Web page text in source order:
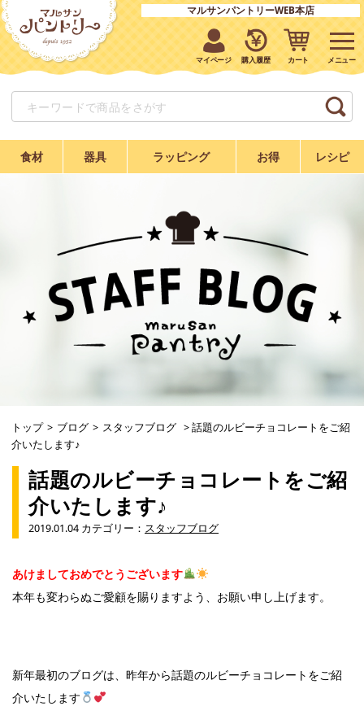
マルサンパントリーWEB本店
マイページ 購入履歴 カート
食材 器具 ラッピング お得 レシピ
トップ > ブログ > スタッフブログ >話題のルビーチョコレートをご紹
介いたします♪
話題のルビーチョコレートをご紹
介いたします♪
2019.01.04 カテゴリー： スタッフブログ
あけましておめでとうございます
本年も変わらぬご愛顧を賜りますよう、お願い申し上げます。
新年最初のブログは、昨年から話題のルビーチョコレートをご紹
介いたします